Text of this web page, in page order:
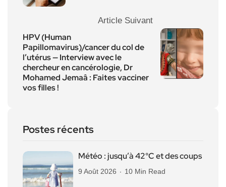
Article Suivant
HPV (Human
Papillomavirus)/cancer du col de
l’utérus — Interview avec le
chercheur en cancérologie, Dr
Mohamed Jemaâ : Faites vacciner
vos filles !
Postes récents
Météo : jusqu’à 42°C et des coups
9 Août 2026 10 Min Read